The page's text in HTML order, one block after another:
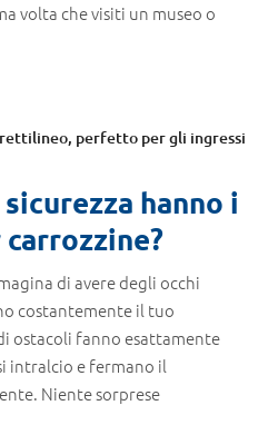
volta che visiti un museo o
perfetto per gli ingressi
hanno i
di avere degli occhi
costantemente il tuo
ostacoli fanno esattamente
intralcio e fermano il
Niente sorprese